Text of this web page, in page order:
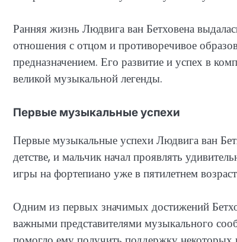
Ранняя жизнь Людвига ван Бетховена
отношения с отцом и противоречивое
предназначением. Его развитие и успех в
великой музыкальной легенды.
Первые музыкальные успехи
Первые музыкальные успехи Людвига ван
детстве, и мальчик начал проявлять
игры на фортепиано уже в пятилетнем
Одним из первых значимых достижений
важными представителями музыкального